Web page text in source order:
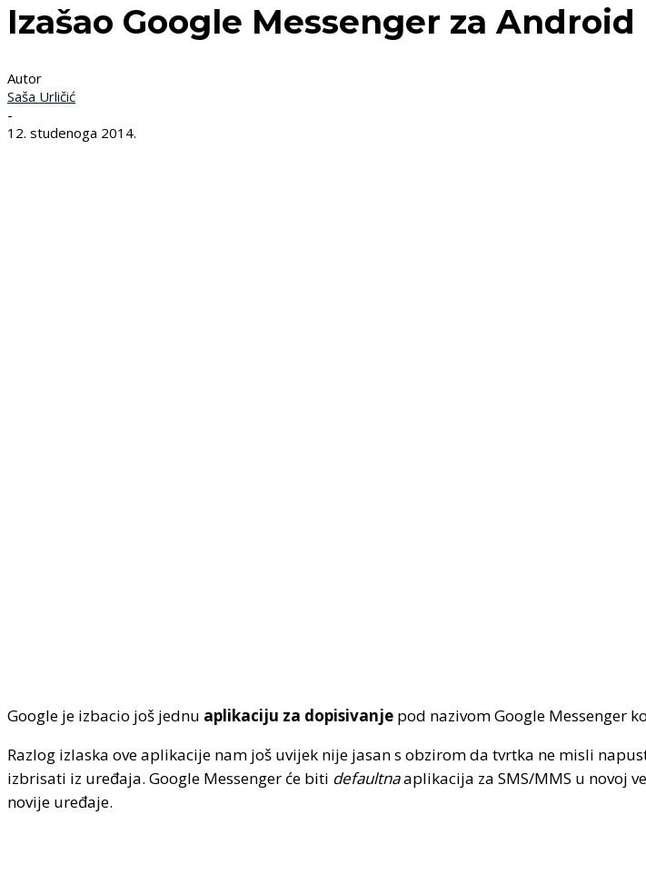
Izašao Google Messenger za Android
Autor
Saša Urličić
-
12. studenoga 2014.
Google je izbacio još jednu aplikaciju za dopisivanje pod nazivom Google Messenger
Razlog izlaska ove aplikacije nam još uvijek nije jasan s obzirom da tvrtka ne misli
izbrisati iz uređaja. Google Messenger će biti defaultnaaplikacija za SMS/MMS u novoj
novije uređaje.